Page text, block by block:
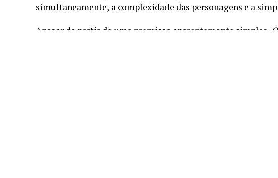
simultaneamente, a complexidade das personagens e a
Apesar de partir de uma premissa aparentemente simples,